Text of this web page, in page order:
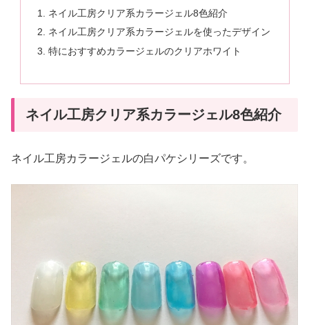
ネイル工房クリア系カラージェル8色紹介
ネイル工房クリア系カラージェルを使ったデザイン
特におすすめカラージェルのクリアホワイト
ネイル工房クリア系カラージェル8色紹介
ネイル工房カラージェルの白パケシリーズです。